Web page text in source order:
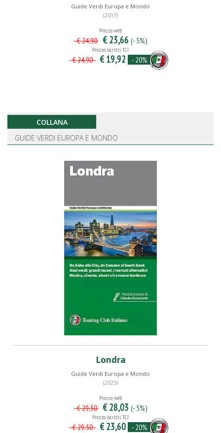
Guide Verdi Europa e Mondo
(2017)
Prezzo web
€ 24,90 € 23,66 (- 5%)
Prezzo iscritti TCI
€ 24,90 € 19,92 - 20%
COLLANA
GUIDE VERDI EUROPA E MONDO
Londra
Guide Verdi Europa e Mondo
(2025)
Prezzo web
€ 29,50 € 28,03 (- 5%)
Prezzo iscritti TCI
€ 29,50 € 23,60 - 20%